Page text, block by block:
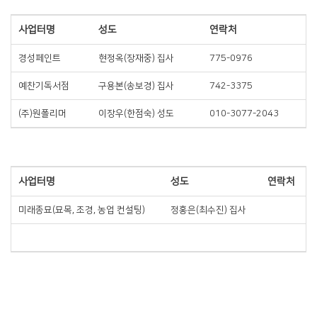
사업터명 성도 연락처
경성페인트 현정옥(장재중) 집사 775-0976
예찬기독서점 구용본(송보경) 집사 742-3375
(주)원폴리머 이장우(한점숙) 성도 010-3077-2043
사업터명 성도 연락처
미래종묘(묘목, 조경, 농업 컨설팅) 정홍은(최수진) 집사